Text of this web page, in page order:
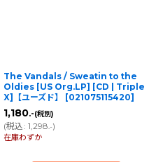
The Vandals / Sweatin to the
Oldies [US Org.LP] [CD | Triple
X]【ユーズド】
[021075115420]
1,180.-(税別)
(税込: 1,298.-)
在庫わずか